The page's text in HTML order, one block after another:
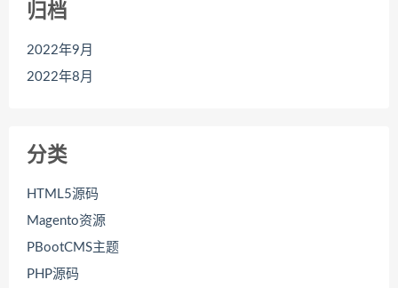
归档
2022年9月
2022年8月
分类
HTML5源码
Magento资源
PBootCMS主题
PHP源码